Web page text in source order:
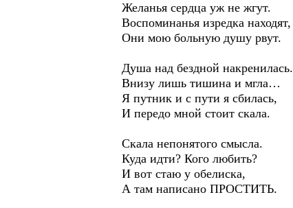
Желанья сердца уж не жгут.
Воспоминанья изредка находят,
Они мою больную душу рвут.
Душа над бездной накренилась.
Внизу лишь тишина и мгла…
Я путник и с пути я сбилась,
И передо мной стоит скала.
Скала непонятого смысла.
Куда идти? Кого любить?
И вот стаю у обелиска,
А там написано ПРОСТИТЬ.